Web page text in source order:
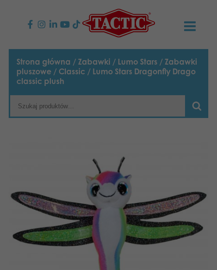
PRODUKTY
Gry dla dzieci
Gry rodzinne
Zabawki
Aplikacje
AKTUALNOŚCI
TACTIC
Strony internetowe
Media
Suomi
Nederlands
Strona główna / Zabawki / Lumo Stars / Zabawki
pluszowe / Classic / Lumo Stars Dragonfly Drago
classic plush